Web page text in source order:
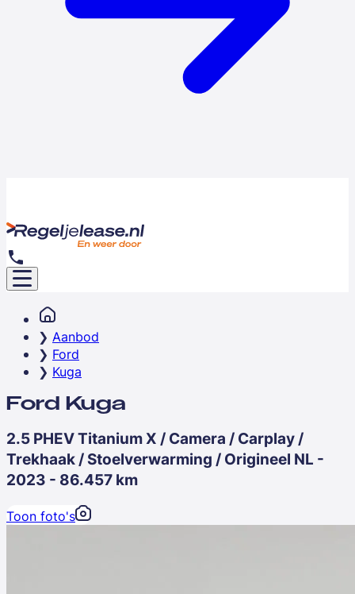
Aanbod
Ford
Kuga
Ford Kuga
2.5 PHEV Titanium X / Camera / Carplay /
Trekhaak / Stoelverwarming / Origineel NL -
2023 - 86.457 km
Toon foto's